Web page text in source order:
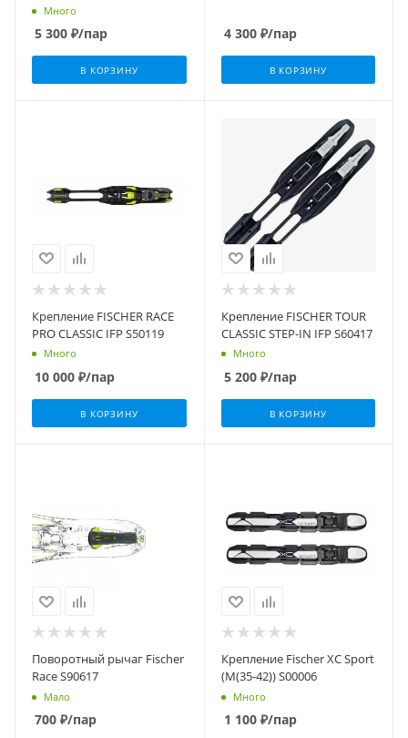
Много
5 300 ₽/пар
В КОРЗИНУ
4 300₽/пар
В КОРЗИНУ
Крепление FISCHER RACE
PRO CLASSIC IFP S50119
Много
10 000 ₽/пар
В КОРЗИНУ
Крепление FISCHER TOUR
CLASSIC STEP-IN IFP S60417
Много
5 200₽/пар
В КОРЗИНУ
Поворотный рычаг Fischer
Race S90617
Мало
700 ₽/пар
Крепление Fischer XC Sport
(M(35-42)) S00006
Много
1 100₽/пар